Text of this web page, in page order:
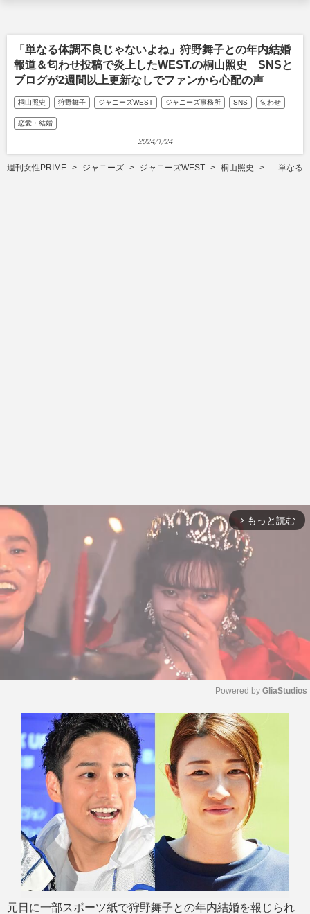
「単なる体調不良じゃないよね」狩野舞子との年内結婚
報道＆匂わせ投稿で炎上したWEST.の桐山照史 SNSと
ブログが2週間以上更新なしでファンから心配の声
桐山照史 狩野舞子 ジャニーズWEST ジャニーズ事務所 SNS 匂わせ
恋愛・結婚
2024/1/24
週刊女性PRIME ジャニーズ ジャニーズWEST 桐山照史 「単な
arrow_forward_ios もっと読む
u
t
e
Powered by GliaStudios
元日に一部スポーツ紙で狩野舞子との年内結婚を報じられ